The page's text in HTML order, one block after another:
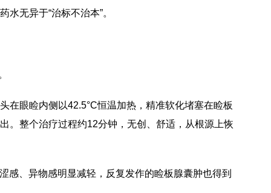
无异于“治标不治本”。
在眼睑内侧以42.5°C恒温加热，精准软化堵塞在睑板
。整个治疗过程约12分钟，无创、舒适，从根源上恢
感、异物感明显减轻，反复发作的睑板腺囊肿也得到